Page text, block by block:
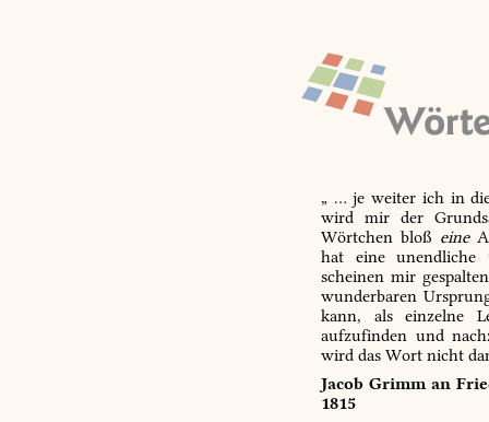
„ … je weiter ich in
wird mir der
Wörtchen bloß eine
hat eine unendliche
scheinen mir
wunderbaren
kann, als einzelne
aufzufinden und
wird das Wort nicht
Jacob Grimm an
1815